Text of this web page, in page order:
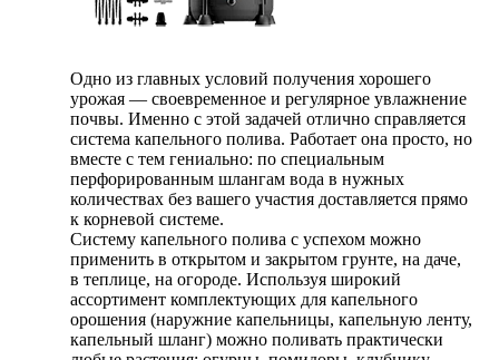
Одно из главных условий получения хорошего
урожая — своевременное и регулярное увлажнение
почвы. Именно с этой задачей отлично справляется
система капельного полива. Работает она просто, но
вместе с тем гениально: по специальным
перфорированным шлангам вода в нужных
количествах без вашего участия доставляется прямо
к корневой системе.
Систему капельного полива с успехом можно
применить в открытом и закрытом грунте, на даче,
в теплице, на огороде. Используя широкий
ассортимент комплектующих для капельного
орошения (наружние капельницы, капельную ленту,
капельный шланг) можно поливать практически